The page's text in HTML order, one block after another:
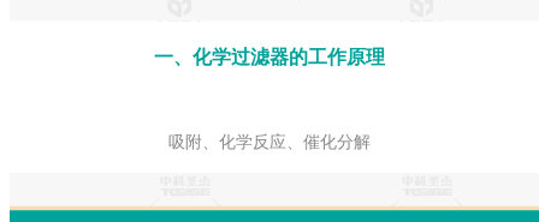
一、化学过滤器的工作原理
吸附、化学反应、催化分解